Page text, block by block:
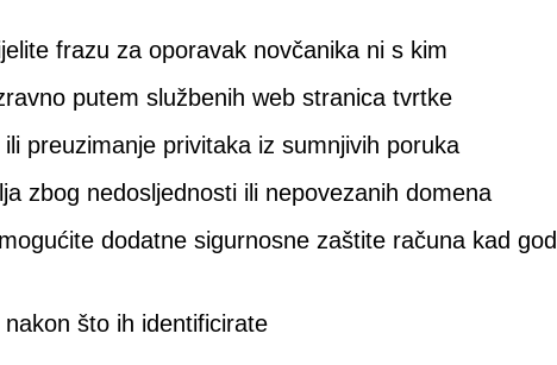
frazu za oporavak novčanika ni s kim
putem službenih web stranica tvrtke
preuzimanje privitaka iz sumnjivih poruka
zbog nedosljednosti ili nepovezanih domena
dodatne sigurnosne zaštite računa kad
što ih identificirate